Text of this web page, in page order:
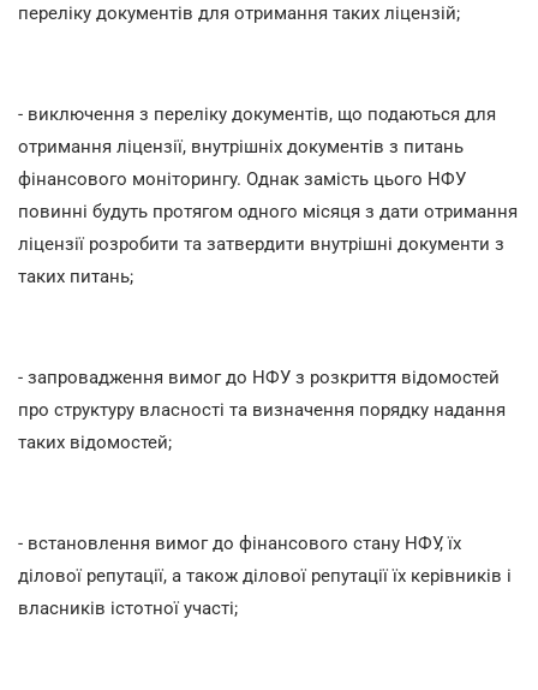
переліку документів для отримання таких ліцензій;
- виключення з переліку документів, що подаються для
отримання ліцензії, внутрішніх документів з питань
фінансового моніторингу. Однак замість цього НФУ
повинні будуть протягом одного місяця з дати отримання
ліцензії розробити та затвердити внутрішні документи з
таких питань;
- запровадження вимог до НФУ з розкриття відомостей
про структуру власності та визначення порядку надання
таких відомостей;
- встановлення вимог до фінансового стану НФУ, їх
ділової репутації, а також ділової репутації їх керівників і
власників істотної участі;